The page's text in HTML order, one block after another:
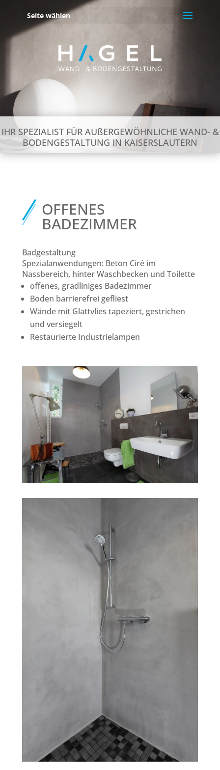
Seite wählen
IHR SPEZIALIST FÜR AUßERGEWÖHNLICHE WAND- &
BODENGESTALTUNG IN KAISERSLAUTERN
OFFENES
BADEZIMMER
Badgestaltung
Spezialanwendungen: Beton Ciré im
Nassbereich, hinter Waschbecken und Toilette
offenes, gradliniges Badezimmer
Boden barrierefrei gefliest
Wände mit Glattvlies tapeziert, gestrichen
und versiegelt
Restaurierte Industrielampen